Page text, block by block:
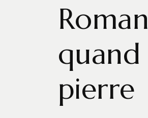
pierre